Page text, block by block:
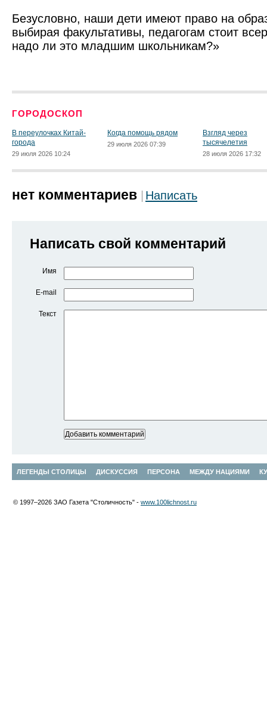
Безусловно, наши дети имеют право на
выбирая факультативы, педагогам стоит
надо ли это младшим школьникам?»
ГОРОДОСКОП
В переулочках Китай-
города
29 июля 2026 10:24
Когда помощь рядом
29 июля 2026 07:39
Взгляд через
тысячелетия
28 июля 2026 17:32
нет комментариев Написать
Написать свой комментарий
Имя
E-mail
Текст
ЛЕГЕНДЫ СТОЛИЦЫ ДИСКУССИЯ ПЕРСОНА МЕЖДУ НАЦИЯМИ
© 1997–2026 ЗАО Газета "Столичность" - www.100lichnost.ru